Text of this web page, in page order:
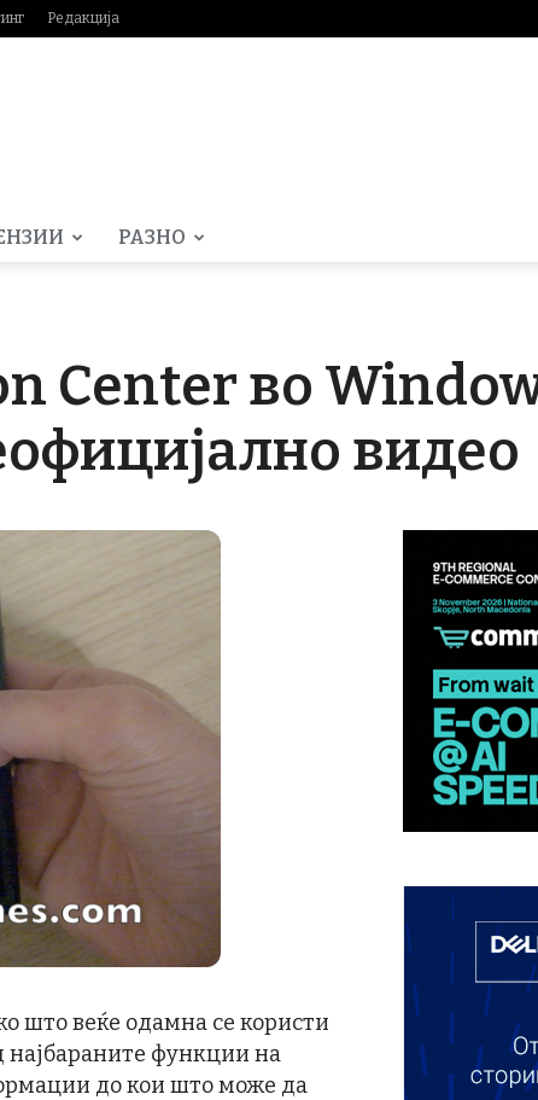
Редакција
РАЗНО
Center во
видео
што веќе одамна се користи
најбараните функции на
до кои што може да